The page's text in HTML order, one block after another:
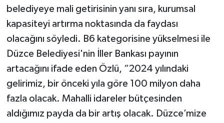
belediyeye mali getirisinin yanı sıra, kurumsal
kapasiteyi artırma noktasında da faydası
olacağını söyledi. B6 kategorisine yükselmesi ile
Düzce Belediyesi'nin İller Bankası payının
artacağını ifade eden Özlü, “2024 yılındaki
gelirimiz, bir önceki yıla göre 100 milyon daha
fazla olacak. Mahalli idareler bütçesinden
aldığımız payda da bir artış olacak. Düzce’mize